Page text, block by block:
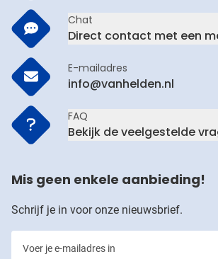
Chat
Direct contact met een
E-mailadres
info@vanhelden.nl
FAQ
Bekijk de veelgestelde
Mis geen enkele aanbieding!
Schrijf je in voor onze nieuwsbrief.